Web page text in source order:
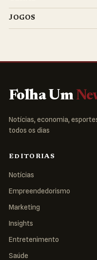
JOGOS
Folha Um
Notícias, economia,
todos os dias
EDITORIAS
Notícias
Empreendedorismo
Marketing
Insights
Entretenimento
Saúde